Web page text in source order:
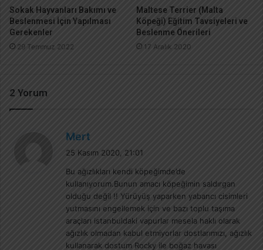
Sokak Hayvanları Bakımı ve
Beslenmesi İçin Yapılması
Gerekenler
29 Temmuz 2022
Maltese Terrier (Malta
Köpeği) Eğitim Tavsiyeleri ve
Beslenme Önerileri
17 Aralık 2020
2 Yorum
Mert
i
k
25 Kasım 2020, 21:01
Bu ağızlıkları kendi köpeğimde’de
kullanıyorum.Bunun amacı köpeğimin saldırgan
olduğu değil !! Yürüyüş yaparken yabancı cisimleri
yutmasını engellemek için ve bazı toplu taşıma
araçları istanbuldaki vapurlar mesela haklı olarak
ağızlık olmadan kabul etmiyorlar dostlarımızı, ağızlık
kullanarak dostum Rocky ile boğaz havası